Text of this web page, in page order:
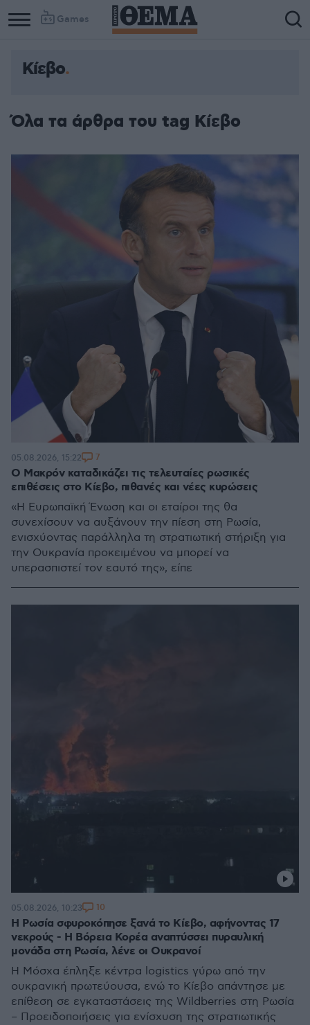
Games
Κίεβο
Όλα τα άρθρα του tag Κίεβο
Ο Μακρόν καταδικάζει τις τελευταίες ρωσικές
επιθέσεις στο Κίεβο, πιθανές και νέες κυρώσεις
«Η Ευρωπαϊκή Ένωση και οι εταίροι της θα
συνεχίσουν να αυξάνουν την πίεση στη Ρωσία,
ενισχύοντας παράλληλα τη στρατιωτική στήριξη για
την Ουκρανία προκειμένου να μπορεί να
υπερασπιστεί τον εαυτό της», είπε
05.08.2026, 15:22 7
Η Ρωσία σφυροκόπησε ξανά το Κίεβο, αφήνοντας 17
νεκρούς - Η Βόρεια Κορέα αναπτύσσει πυραυλική
μονάδα στη Ρωσία, λένε οι Ουκρανοί
Η Μόσχα έπληξε κέντρα logistics γύρω από την
ουκρανική πρωτεύουσα, ενώ το Κίεβο απάντησε με
επίθεση σε εγκαταστάσεις της Wildberries στη Ρωσία
– Προειδοποιήσεις για ενίσχυση της στρατιωτικής
05.08.2026, 10:23 10